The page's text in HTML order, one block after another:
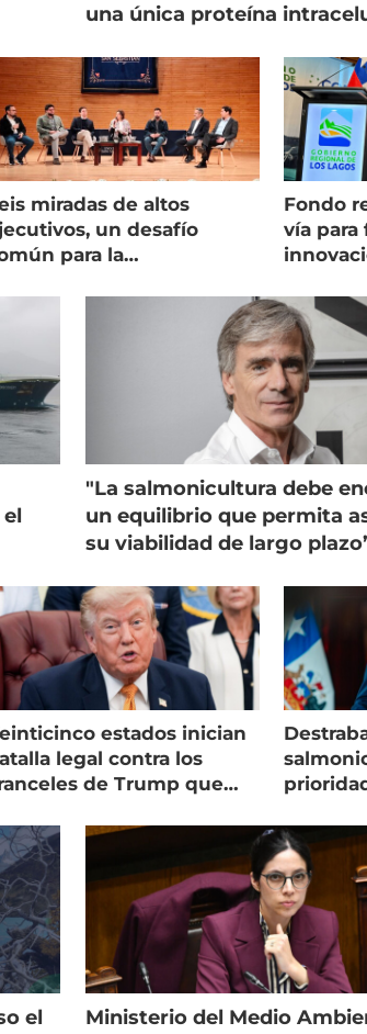
una única proteína
miradas de altos
un desafío
para la
Fondo
vía para
"La salmonicultura debe
un equilibrio que permita
su viabilidad de largo
estados inician
legal contra los
de Trump que
el
Ministerio del Medio